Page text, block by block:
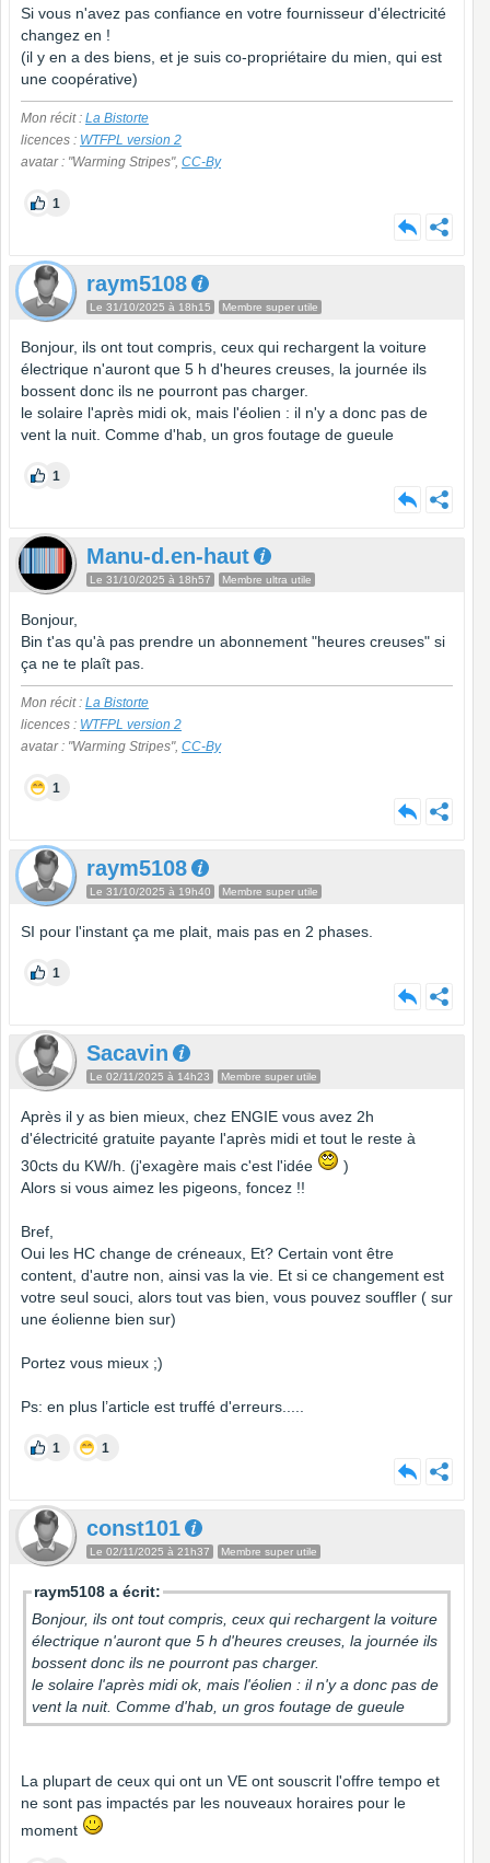
Si vous n'avez pas confiance en votre fournisseur d'électricité
changez en !
(il y en a des biens, et je suis co-propriétaire du mien, qui est
une coopérative)
Mon récit : La Bistorte
licences : WTFPL version 2
avatar : "Warming Stripes", CC-By
1
raym5108
Le 31/10/2025 à 18h15 Membre super utile
Bonjour, ils ont tout compris, ceux qui rechargent la voiture
électrique n'auront que 5 h d'heures creuses, la journée ils
bossent donc ils ne pourront pas charger.
le solaire l'après midi ok, mais l'éolien : il n'y a donc pas de
vent la nuit. Comme d'hab, un gros foutage de gueule
1
Manu-d.en-haut
Le 31/10/2025 à 18h57 Membre ultra utile
Bonjour,
Bin t'as qu'à pas prendre un abonnement "heures creuses" si
ça ne te plaît pas.
Mon récit : La Bistorte
licences : WTFPL version 2
avatar : "Warming Stripes", CC-By
1
raym5108
Le 31/10/2025 à 19h40 Membre super utile
SI pour l'instant ça me plait, mais pas en 2 phases.
1
Sacavin
Le 02/11/2025 à 14h23 Membre super utile
Après il y as bien mieux, chez ENGIE vous avez 2h
d'électricité gratuite payante l'après midi et tout le reste à
30cts du KW/h. (j'exagère mais c'est l'idée
)
Alors si vous aimez les pigeons, foncez !!
Bref,
Oui les HC change de créneaux, Et? Certain vont être
content, d'autre non, ainsi vas la vie. Et si ce changement est
votre seul souci, alors tout vas bien, vous pouvez souffler ( sur
une éolienne bien sur)
Portez vous mieux ;)
Ps: en plus l’article est truffé d'erreurs.....
1 1
const101
Le 02/11/2025 à 21h37 Membre super utile
raym5108 a écrit:
Bonjour, ils ont tout compris, ceux qui rechargent la voiture
électrique n'auront que 5 h d'heures creuses, la journée ils
bossent donc ils ne pourront pas charger.
le solaire l'après midi ok, mais l'éolien : il n'y a donc pas de
vent la nuit. Comme d'hab, un gros foutage de gueule
La plupart de ceux qui ont un VE ont souscrit l'offre tempo et
ne sont pas impactés par les nouveaux horaires pour le
moment